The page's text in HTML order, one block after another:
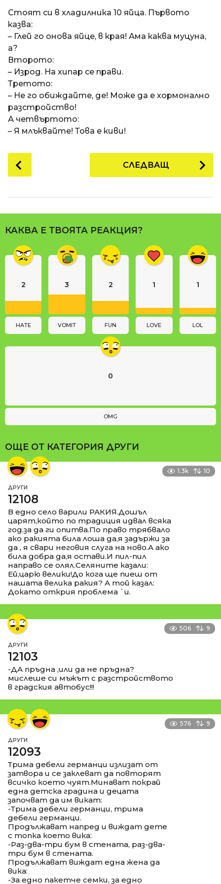
п
р
е
д
и
1
8
г
о
д
и
и
р
и
t
i
Стоят си в хладилника 10 яйца. Първото
казва:
– Глей го онова яйце, в края! Ама каква муцуна,
а?
Второто:
– Изрод. На хипар се прави.
Третото:
– Не го обиждайте, де! Може да е хормонално
разстройство!
А четвъртото:
– Я млъквайте! Това е киви!
o
P
a
g
n
i
o
СЛЕДВАЩ
КАКВА Е ТВОЯТА РЕАКЦИЯ?
2
HATE
3
VOMIT
2
FUN
1
LOVE
1
LOL
0
OMG
ОЩЕ ОТ КАТЕГОРИЯ ДРУГИ
1.3k 10
ДРУГИ
12108
В едно село варили РАКИЯ.Дошъл
царят,който по традиция идвал всяка
год.за да ги опитва.По право трябвало
ако ракията била лоша да,я задържи за
да , я свари неговия слуга на ново.А ако
била добра да,я остави.И пил-пил
направо се олял.Селяните казали:
Ей,царю велики!До кога ще пиеш от
нашата велика ракия? А той казал:
Докато открия проблема `и.
506 9
ДРУГИ
12103
-ДА пръдна ,или да не пръдна?
мислеше си мъжът с разстройството
в градския автобус!!!
576 9
ДРУГИ
12093
Трима дебели германци излизат от
затвора и се заклеват да повторят
всичко което чуят.Минават покрай
една детска градина и децата
започват да им викат:
-Трима дебели германци, трима
дебели германци.
Продължават напред и виждат дете
с топка което вика:
-Раз-два-три бум в стената, раз-два-
три бум в стената.
Продължават виждат една жена да
вика:
-За едно пакетче семки, за едно